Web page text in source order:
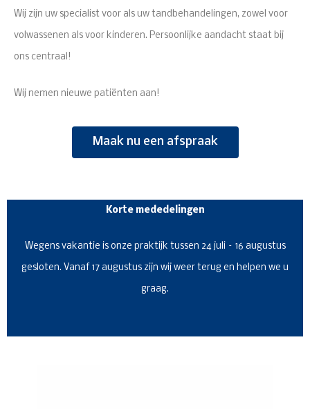
Wij zijn uw specialist voor als uw tandbehandelingen, zowel voor
volwassenen als voor kinderen. Persoonlijke aandacht staat bij
ons centraal!
Wij nemen nieuwe patiënten aan!
Maak nu een afspraak
Korte mededelingen
Wegens vakantie is onze praktijk tussen 24 juli – 16 augustus
gesloten. Vanaf 17 augustus zijn wij weer terug en helpen we u
graag.